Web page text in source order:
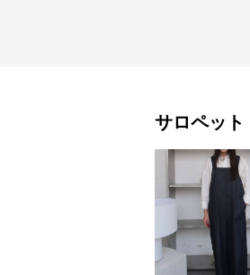
サロペット